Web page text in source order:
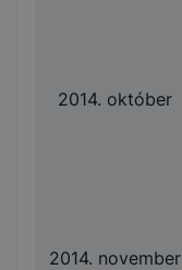
2014. október
2014. november